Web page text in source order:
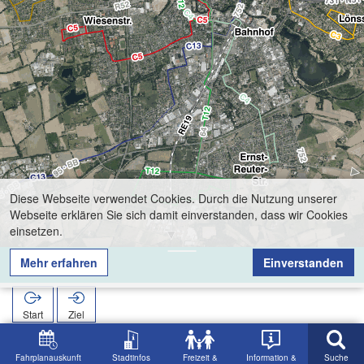
Fahrplanauskunft Stadtinfos
Freizeit &
Information &
Suche
Kinodrom
Start
Ziel
Suche
Diese Webseite verwendet Cookies. Durch die Nutzung unserer
Webseite erklären Sie sich damit einverstanden, dass wir Cookies
einsetzen.
Mehr erfahren
Einverstanden